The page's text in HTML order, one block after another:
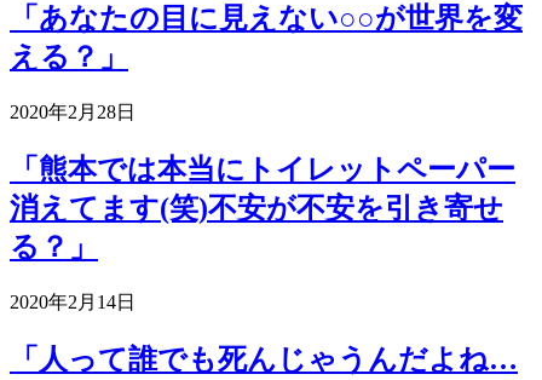
「あなたの目に見えない○○が世界を変
える？」
2020年2月28日
「熊本では本当にトイレットペーパー
消えてます(笑)不安が不安を引き寄せ
る？」
2020年2月14日
「人って誰でも死んじゃうんだよね…